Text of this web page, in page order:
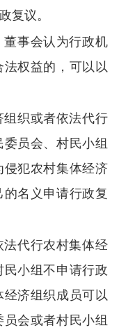
复议。
事会认为行政机
权益的，可以以
织或者依法代行
员会、村民小组
犯农村集体经济
名义申请行政复
代行农村集体经
小组不申请行政
济组织成员可以
会或者村民小组